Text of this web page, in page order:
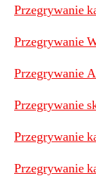
Przegrywanie
Przegrywanie
Przegrywanie
Przegrywanie
Przegrywanie
Przegrywanie